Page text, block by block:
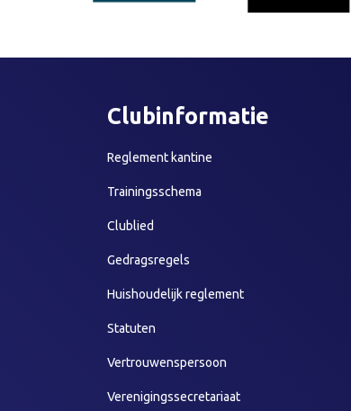
Clubinformatie
Reglement kantine
Trainingsschema
Clublied
Gedragsregels
Huishoudelijk reglement
Statuten
Vertrouwenspersoon
Verenigingssecretariaat